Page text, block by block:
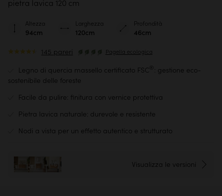
pietra lavica 120 cm
145 pareri Pagella ecologica
Legno di quercia massello certificato FSC
: gestione eco-
sostenibile delle foreste
Facile da pulire: finitura con vernice protettiva
Pietra lavica naturale: durevole e resistente
Nodi a vista per un effetto autentico e strutturato
Altezza
94cm
Larghezza
120cm
Profondità
46cm
+6 Visualizza le versioni